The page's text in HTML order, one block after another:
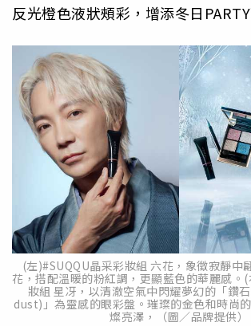
反光橙色液狀頰彩，增添冬日
(左)#SUQQU晶采彩妝組 六花，象徵寂靜中
花，搭配溫暖的粉紅調，更顯藍色的華麗感。
妝組 星冴，以清澈空氣中閃耀夢幻的「鑽
dust)」為靈感的眼彩盤。璀璨的金色和時尚
燦亮澤，（圖／品牌提供）